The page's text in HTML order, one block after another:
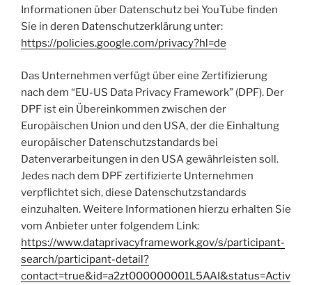
Informationen über Datenschutz bei YouTube finden
Sie in deren Datenschutzerklärung unter:
https://policies.google.com/privacy?hl=de
Das Unternehmen verfügt über eine Zertifizierung
nach dem “EU-US Data Privacy Framework” (DPF). Der
DPF ist ein Übereinkommen zwischen der
Europäischen Union und den USA, der die Einhaltung
europäischer Datenschutzstandards bei
Datenverarbeitungen in den USA gewährleisten soll.
Jedes nach dem DPF zertifizierte Unternehmen
verpflichtet sich, diese Datenschutzstandards
einzuhalten. Weitere Informationen hierzu erhalten Sie
vom Anbieter unter folgendem Link:
https://www.dataprivacyframework.gov/s/participant-
search/participant-detail?
contact=true&id=a2zt000000001L5AAI&status=Activ